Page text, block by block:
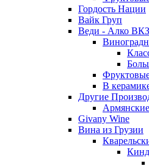
Гордость Нации
Вайк Груп
Веди - Алко ВКЗ
В
Другие
Givany Wine
Вина из Грузии